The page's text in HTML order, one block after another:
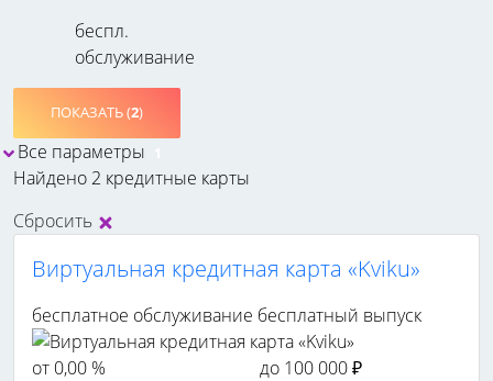
беспл.
обслуживание
ПОКАЗАТЬ (2)
Все параметры
Найдено 2 кредитные карты
Сбросить
Виртуальная кредитная карта «Kviku»
бесплатное обслуживание бесплатный выпуск
от 0,00 % до 100 000 ₽